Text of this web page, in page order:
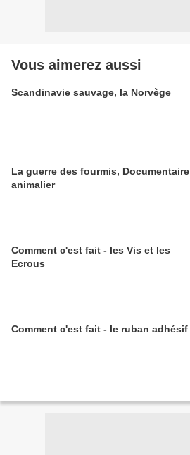
Vous aimerez aussi
Scandinavie sauvage, la Norvège
La guerre des fourmis, Documentaire
animalier
Comment c'est fait - les Vis et les
Ecrous
Comment c'est fait - le ruban adhésif